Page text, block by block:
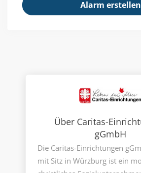
Über Caritas-
gGmbH
Die Caritas-Einrichtungen
mit Sitz in Würzburg ist ein